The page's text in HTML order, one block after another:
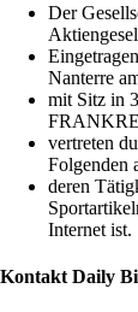
Der
Nanterre
mit Sitz in
vertreten
Folgenden
deren
Internet ist.
Kontakt Daily